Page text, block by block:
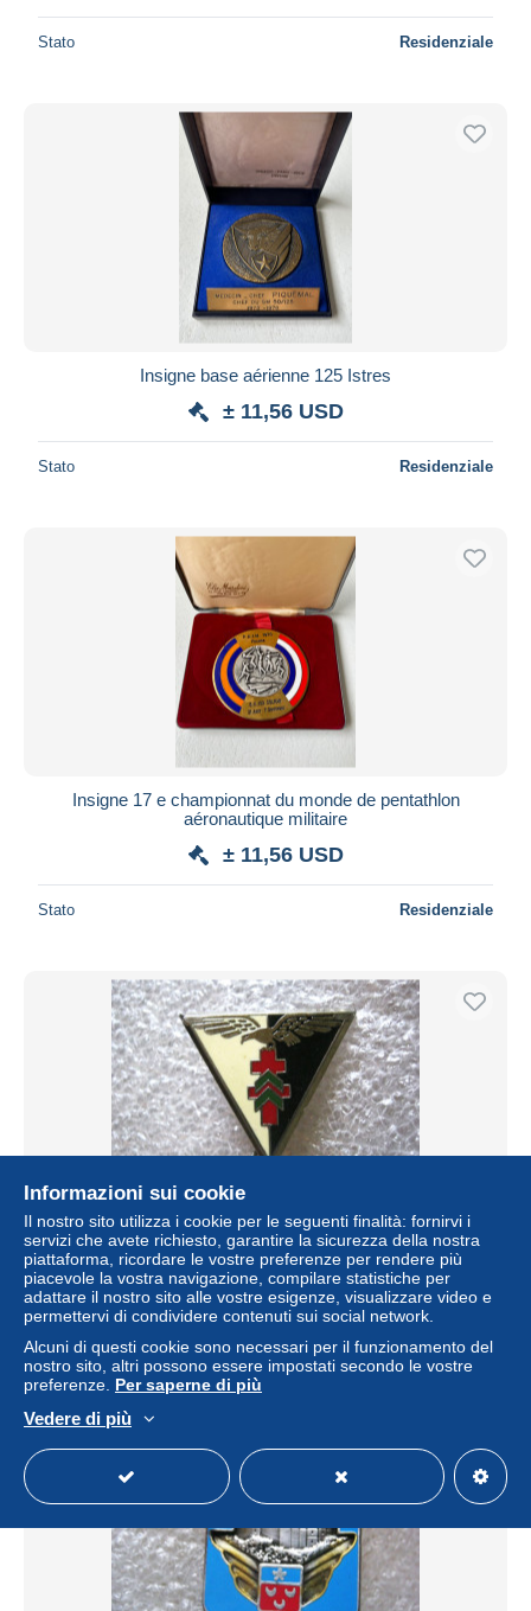
Stato Residenziale
Insigne base aérienne 125 Istres
± 11,56 USD
Stato Residenziale
Insigne 17 e championnat du monde de pentathlon
aéronautique militaire
± 11,56 USD
Stato Residenziale
ARMEE DE L'AIR LA BASE AERIENNE 128 METZ FAB.
Y. DELSART ETAT EXCELLENT
± 6,36 USD
Stato Professionista
Informazioni sui cookie
Il nostro sito utilizza i cookie per le seguenti finalità: fornirvi i
servizi che avete richiesto, garantire la sicurezza della nostra
piattaforma, ricordare le vostre preferenze per rendere più
piacevole la vostra navigazione, compilare statistiche per
adattare il nostro sito alle vostre esigenze, visualizzare video e
permettervi di condividere contenuti sui social network.
Alcuni di questi cookie sono necessari per il funzionamento del
nostro sito, altri possono essere impostati secondo le vostre
preferenze. Per saperne di più
Vedere di più